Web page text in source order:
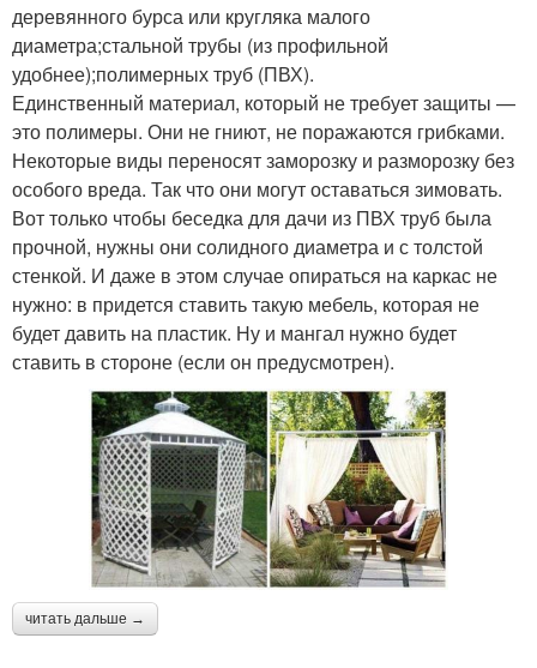
деревянного бурса или кругляка малого
диаметра;стальной трубы (из профильной
удобнее);полимерных труб (ПВХ).
Единственный материал, который не требует защиты —
это полимеры. Они не гниют, не поражаются грибками.
Некоторые виды переносят заморозку и разморозку без
особого вреда. Так что они могут оставаться зимовать.
Вот только чтобы беседка для дачи из ПВХ труб была
прочной, нужны они солидного диаметра и с толстой
стенкой. И даже в этом случае опираться на каркас не
нужно: в придется ставить такую мебель, которая не
будет давить на пластик. Ну и мангал нужно будет
ставить в стороне (если он предусмотрен).
читать дальше →